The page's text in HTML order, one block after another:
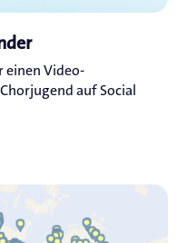
einen Video-
auf Social